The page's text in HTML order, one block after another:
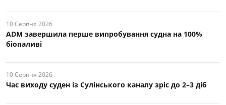
10 Серпня 2026
ADM завершила перше випробування судна на 100%
біопаливі
10 Серпня 2026
Час виходу суден із Сулінського каналу зріс до 2–3 діб